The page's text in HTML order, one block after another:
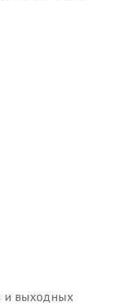
камер
и выходных